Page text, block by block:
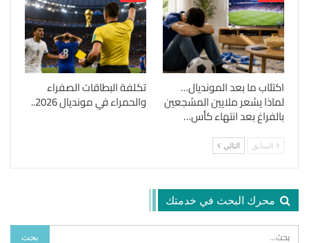
اكتئاب ما بعد المونديال…
لماذا يشعر ملايين المشجعين
بالفراغ بعد انتهاء كأس…
تكلفة البطاقات الصفراء
والحمراء في مونديال 2026..
السابق التالي
محرك البحث في خدمتك